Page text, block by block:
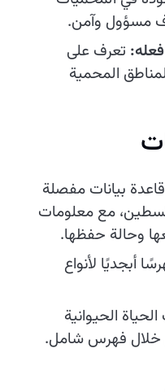
مسؤول وآمن.
تعرف على
المحمية
بيانات مفصلة
مع معلومات
وحالة حفظها.
أبجديًا لأنواع
الحيوانية
خلال فهرس شامل.